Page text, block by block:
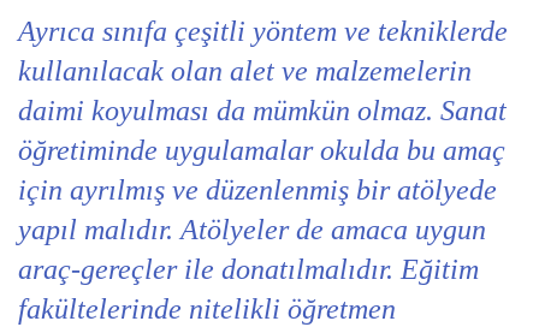
Ayrıca sınıfa çeşitli yöntem ve tekniklerde
kullanılacak olan alet ve malzemelerin
daimi koyulması da mümkün olmaz. Sanat
öğretiminde uygulamalar okulda bu amaç
için ayrılmış ve düzenlenmiş bir atölyede
yapıl malıdır. Atölyeler de amaca uygun
araç-gereçler ile donatılmalıdır. Eğitim
fakültelerinde nitelikli öğretmen